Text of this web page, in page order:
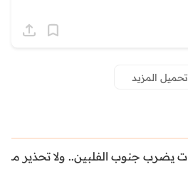
تحميل المزيد